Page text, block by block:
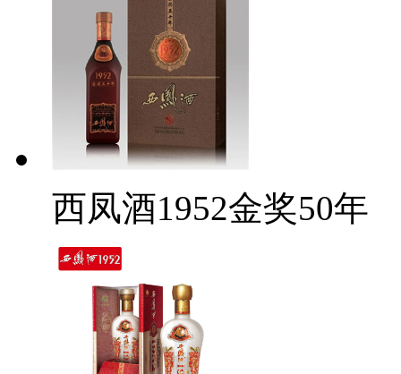
西凤酒1952金奖50年